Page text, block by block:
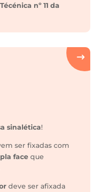
nº 11 da
sinalética!
ser fixadas com
face que
deve ser afixada